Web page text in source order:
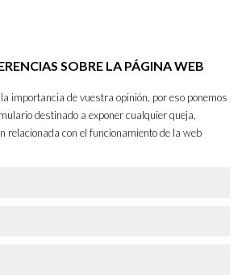
SOBRE LA PÁGINA WEB
importancia de vuestra opinión, por eso ponemos
destinado a exponer cualquier queja,
relacionada con el funcionamiento de la web